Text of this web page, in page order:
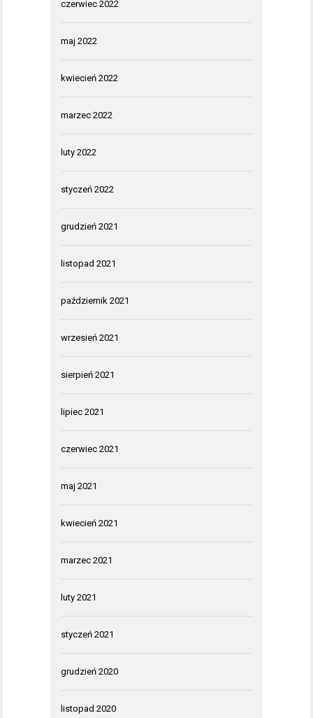
czerwiec 2022
maj 2022
kwiecień 2022
marzec 2022
luty 2022
styczeń 2022
grudzień 2021
listopad 2021
październik 2021
wrzesień 2021
sierpień 2021
lipiec 2021
czerwiec 2021
maj 2021
kwiecień 2021
marzec 2021
luty 2021
styczeń 2021
grudzień 2020
listopad 2020